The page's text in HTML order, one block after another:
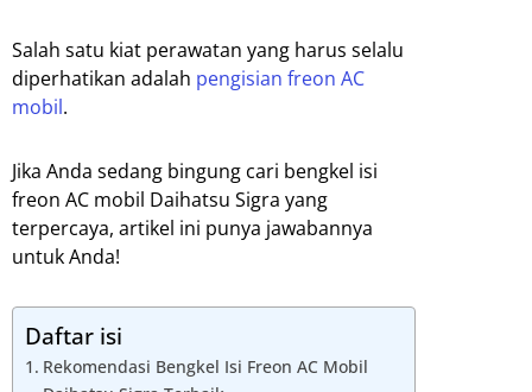
Salah satu kiat perawatan yang harus selalu
diperhatikan adalah pengisian freon AC
mobil.
Jika Anda sedang bingung cari bengkel isi
freon AC mobil Daihatsu Sigra yang
terpercaya, artikel ini punya jawabannya
untuk Anda!
Daftar isi
Rekomendasi Bengkel Isi Freon AC Mobil